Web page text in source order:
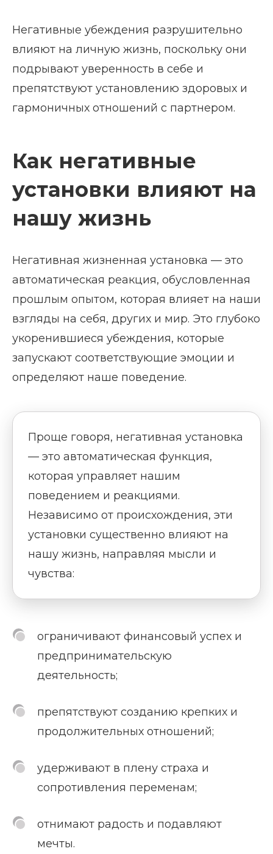
Негативные убеждения разрушительно
влияют на личную жизнь, поскольку они
подрывают уверенность в себе и
препятствуют установлению здоровых и
гармоничных отношений с партнером.
Как негативные
установки влияют на
нашу жизнь
Негативная жизненная установка — это
автоматическая реакция, обусловленная
прошлым опытом, которая влияет на наши
взгляды на себя, других и мир. Это глубоко
укоренившиеся убеждения, которые
запускают соответствующие эмоции и
определяют наше поведение.
Проще говоря, негативная установка
— это автоматическая функция,
которая управляет нашим
поведением и реакциями.
Независимо от происхождения, эти
установки существенно влияют на
нашу жизнь, направляя мысли и
чувства:
ограничивают финансовый успех и
предпринимательскую
деятельность;
препятствуют созданию крепких и
продолжительных отношений;
удерживают в плену страха и
сопротивления переменам;
отнимают радость и подавляют
мечты.